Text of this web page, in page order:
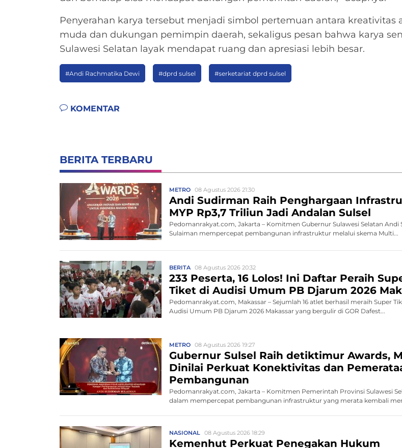
Penyerahan karya tersebut menjadi simbol pertemuan antara kreativitas
muda dan dukungan pemimpin daerah, sekaligus pesan bahwa karya
Sulawesi Selatan layak mendapat ruang dan apresiasi lebih besar.
#Andi Rachmatika Dewi #dprd sulsel #serketariat dprd sulsel
KOMENTAR
BERITA TERBARU
METRO 08 Agustus 2026 21:30
Andi Sudirman Raih Penghargaan
MYP Rp3,7 Triliun Jadi Andalan Sulsel
Pedomanrakyat.com, Jakarta – Komitmen Gubernur Sulawesi Selatan Andi
Sulaiman mempercepat pembangunan infrastruktur melalui skema Multi...
BERITA 08 Agustus 2026 20:32
233 Peserta, 16 Lolos! Ini Daftar Peraih
Tiket di Audisi Umum PB Djarum 2026
Pedomanrakyat.com, Makassar – Sejumlah 16 atlet berhasil meraih Super
Audisi Umum PB Djarum 2026 Makassar yang bergulir di GOR Dafest...
METRO 08 Agustus 2026 19:27
Gubernur Sulsel Raih detiktimur Awards,
Dinilai Perkuat Konektivitas dan
Pembangunan
Pedomanrakyat.com, Jakarta – Komitmen Pemerintah Provinsi Sulawesi
dalam mempercepat pembangunan infrastruktur yang merata kembali
NASIONAL 08 Agustus 2026 18:29
Kemenhut Perkuat Penegakan Hukum